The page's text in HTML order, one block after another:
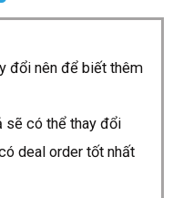
đổi nên để biết thêm
sẽ có thể thay đổi
deal order tốt nhất